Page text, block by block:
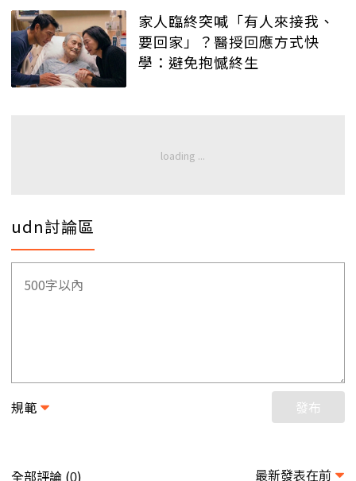
家人臨終突喊「有人來接我、
要回家」？醫授回應方式快
學：避免抱憾終生
udn討論區
規範 發布
全部評論 (0) 最新發表在前